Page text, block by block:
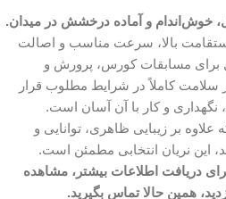
خوش‌اندام و آماده درخشش در میدان.
بالا، سرعت مناسب و اصالت
برای مسابقات کورس، پرورش و
کاملاً در شرایط مطلوب قرار
نگهداری و کار با آن آسان است.
علاوه بر زیبایی ظاهری، توانایی و
این نریان انتخابی مطمئن است.
دریافت اطلاعات بیشتر، مشاهده
همین حالا تماس بگیرید.